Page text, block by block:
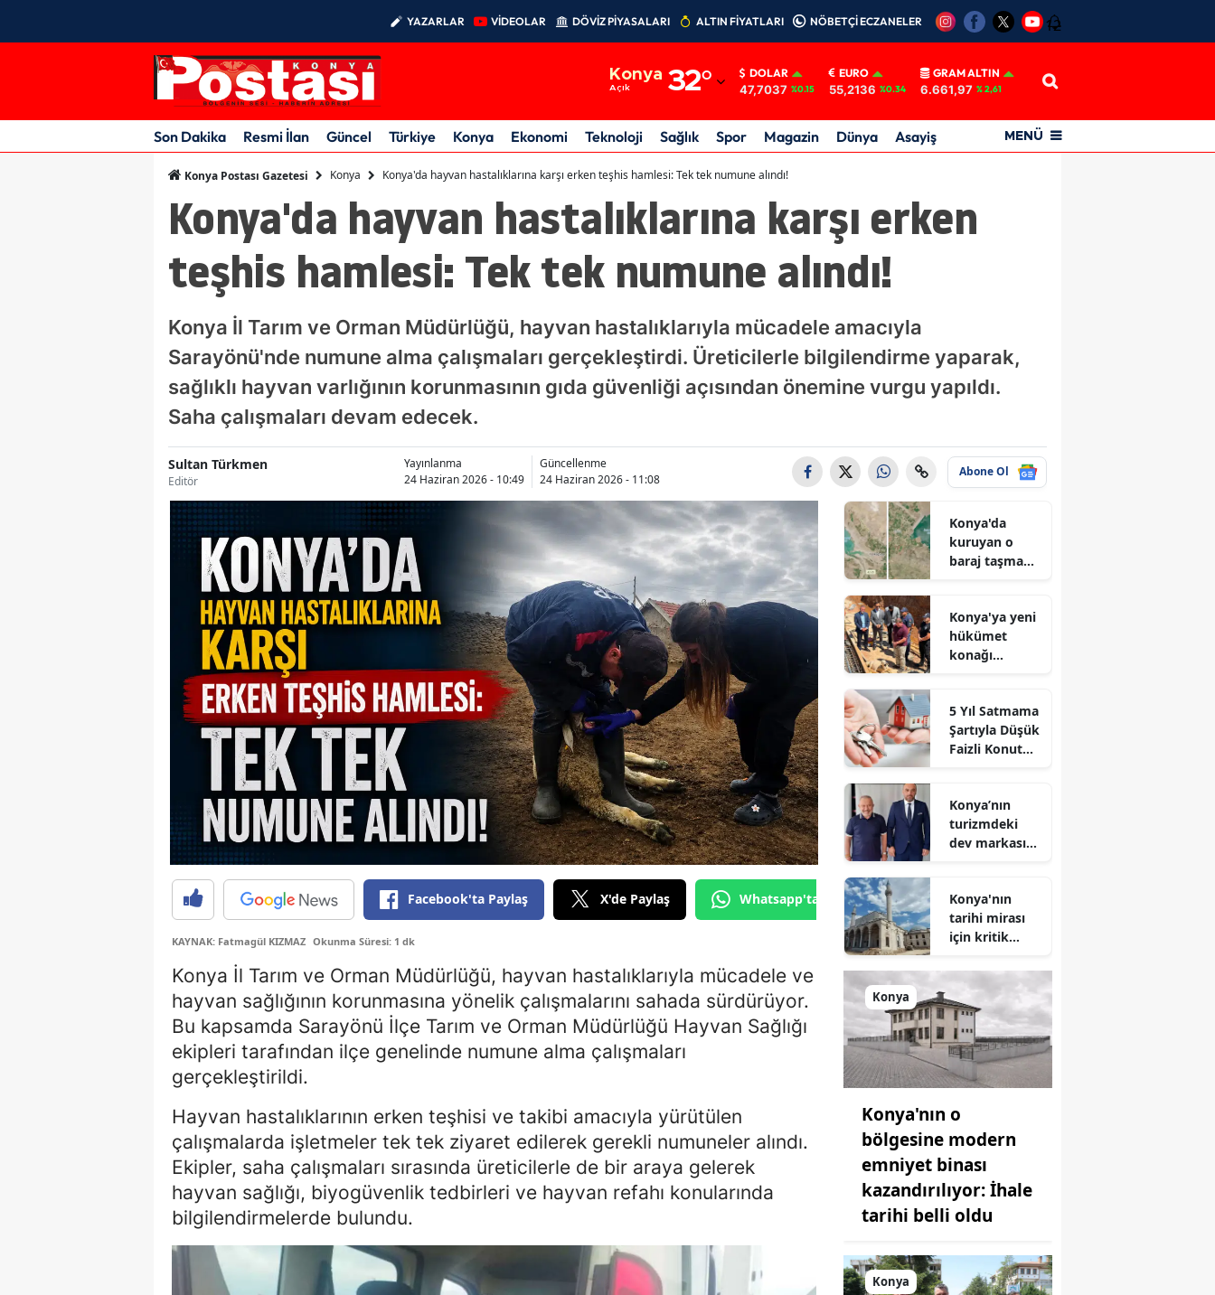
YAZARLAR VİDEOLAR DÖVİZ PİYASALARI ALTIN FİYATLARI NÖBETÇİ ECZANELER 12
Konya
Açık 32°
Adıyaman
Afyonkarahisar
Amasya
Ankara
Antalya
Aydın
Balıkesir
Bitlis
Bolu
Burdur
Bursa
Çanakkale
Çankırı
Çorum
Denizli
Diyarbakır
Edirne
Elazığ
Erzincan
Eskişehir
Gaziantep
Giresun
Hakkari
Hatay
Isparta
İstanbul
DOLAR
47,7037 %0.15
EURO
55,2136 %0.34
GRAM ALTIN
6.661,97 % 2,61
Son Dakika Resmi İlan Güncel Türkiye Konya Ekonomi Teknoloji Sağlık Spor Magazin Dünya Asayiş MENÜ
Konya Postası Gazetesi Konya Konya'da hayvan hastalıklarına karşı erken teşhis hamlesi: Tek tek numune alındı!
Konya'da hayvan hastalıklarına karşı erken
teşhis hamlesi: Tek tek numune alındı!
Konya İl Tarım ve Orman Müdürlüğü, hayvan hastalıklarıyla mücadele amacıyla
Sarayönü'nde numune alma çalışmaları gerçekleştirdi. Üreticilerle bilgilendirme yaparak,
sağlıklı hayvan varlığının korunmasının gıda güvenliği açısından önemine vurgu yapıldı.
Saha çalışmaları devam edecek.
Sultan Türkmen
Editör
Yayınlanma
24 Haziran 2026 - 10:49
Güncellenme
24 Haziran 2026 - 11:08
Abone Ol
Facebook'ta Paylaş X'de Paylaş Whatsapp'tan Gönder
KAYNAK: Fatmagül KIZMAZ Okunma Süresi: 1 dk
Konya İl Tarım ve Orman Müdürlüğü, hayvan hastalıklarıyla mücadele ve
hayvan sağlığının korunmasına yönelik çalışmalarını sahada sürdürüyor.
Bu kapsamda Sarayönü İlçe Tarım ve Orman Müdürlüğü Hayvan Sağlığı
ekipleri tarafından ilçe genelinde numune alma çalışmaları
gerçekleştirildi.
Hayvan hastalıklarının erken teşhisi ve takibi amacıyla yürütülen
çalışmalarda işletmeler tek tek ziyaret edilerek gerekli numuneler alındı.
Ekipler, saha çalışmaları sırasında üreticilerle de bir araya gelerek
hayvan sağlığı, biyogüvenlik tedbirleri ve hayvan refahı konularında
bilgilendirmelerde bulundu.
Konya'da
kuruyan o
baraj taşma
Konya'ya yeni
hükümet
konağı
5 Yıl Satmama
Şartıyla Düşük
Faizli Konut
Konya’nın
turizmdeki
dev markası
de zirveye
oynuyor
Konya'nın
tarihi mirası
için kritik
durum
açıklandı
Konya
Konya'nın o
bölgesine modern
emniyet binası
kazandırılıyor: İhale
tarihi belli oldu
Konya